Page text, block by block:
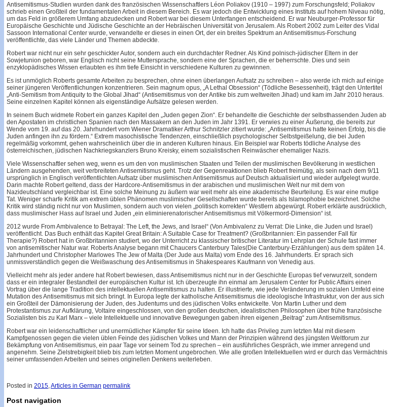
Antisemitismus-Studien wurden dank des französischen Wissenschaftlers Léon Poliakov (1910 – 1997) zum Forschungsfeld; Poliakov
schrieb einen Großteil der fundamentalen Arbeit in diesem Bereich. Es war jedoch die Entwicklung eines Instituts auf hohem Niveau nötig,
um das Feld in größerem Umfang abzudecken und Robert war bei diesem Unterfangen entscheidend. Er war Neuburger-Professor für
Europäische Geschichte und Jüdische Geschichte an der Hebräischen Universität von Jerusalem. Als Robert 2002 zum Leiter des Vidal
Sassoon International Center wurde, verwandelte er dieses in einen Ort, der ein breites Spektrum an Antisemitismus-Forschung
veröffentlichte, das viele Länder und Themen abdeckte.
Robert war nicht nur ein sehr geschickter Autor, sondern auch ein durchdachter Redner. Als Kind polnisch-jüdischer Eltern in der
Sowjetunion geboren, war Englisch nicht seine Muttersprache, sondern eine der Sprachen, die er beherrschte. Dies und sein
enzyklopädisches Wissen erlaubten es ihm tiefe Einsicht in verschiedene Kulturen zu gewinnen.
Es ist unmöglich Roberts gesamte Arbeiten zu besprechen, ohne einen überlangen Aufsatz zu schreiben – also werde ich mich auf einige
seiner jüngeren Veröffentlichungen konzentrieren. Sein magnum opus, „A Lethal Obsession“ (Tödliche Besessenheit), trägt den Untertitel
„Anti-Semitism from Antiquity to the Global Jihad“ (Antisemitismus von der Antike bis zum weltweiten Jihad) und kam im Jahr 2010 heraus.
Seine einzelnen Kapitel können als eigenständige Aufsätze gelesen werden.
In seinem Buch widmete Robert ein ganzes Kapitel den „Juden gegen Zion“. Er behandelte die Geschichte der selbsthassenden Juden ab
den Apostaten im christlichen Spanien nach den Massakern an den Juden im Jahr 1391. Er verwies zu einer Äußerung, die bereits zur
Wende vom 19. auf das 20. Jahrhundert vom Wiener Dramatiker Arthur Schnitzler zitiert wurde: „Antisemitismus hatte keinen Erfolg, bis die
Juden anfingen ihn zu fördern.“ Extrem masochistische Tendenzen, einschließlich psychologischer Selbstgeißelung, die bei Juden
regelmäßig vorkommt, gehen wahrscheinlich über die in anderen Kulturen hinaus. Ein Beispiel war Roberts tödliche Analyse des
österreichischen, jüdischen Nachkriegskanzlers Bruno Kreisky, einem sozialistischen Reinwäscher ehemaliger Nazis.
Viele Wissenschaftler sehen weg, wenn es um den von muslimischen Staaten und Teilen der muslimischen Bevölkerung in westlichen
Ländern ausgehenden, weit verbreiteten Antisemitismus geht. Trotz der Gegenreaktionen blieb Robert freimütig, als sein nach dem 9/11
ursprünglich in Englisch veröffentlichten Aufsatz über muslimischen Antisemitismus auf Deutsch aktualisiert und wieder aufgelegt wurde.
Darin machte Robert geltend, dass der Hardcore-Antisemitismus in der arabischen und muslimischen Welt nur mit dem von
Nazideutschland vergleichbar ist. Eine solche Meinung zu äußern war weit mehr als eine akademische Beurteilung. Es war eine mutige
Tat. Weniger scharfe Kritik am extrem üblen Phänomen muslimischer Gesellschaften wurde bereits als Islamophobie bezeichnet. Solche
Kritik wird ständig nicht nur von Muslimen, sondern auch von vielen „politisch korrekten“ Westlern abgewürgt. Robert erklärte ausdrücklich,
dass muslimischer Hass auf Israel und Juden „ein eliminierenatorischer Antisemitismus mit Völkermord-Dimension“ ist.
2012 wurde From Ambivalence to Betrayal: The Left, the Jews, and Israel“ (Von Ambivalenz zu Verrat: Die Linke, die Juden und Israel)
veröffentlicht. Das Buch enthält das Kapitel Great Britain: A Suitable Case for Treatment? (Großbritannien: Ein passender Fall für
Therapie?) Robert hat in Großbritannien studiert, wo der Unterricht zu klassischer britischer Literatur im Lehrplan der Schule fast immer
von antisemitischer Natur war. Roberts Analyse begann mit Chaucers Canterbury Tales(Die Canterbury-Erzählungen) aus dem späten 14.
Jahrhundert und Christopher Marlowes The Jew of Malta (Der Jude aus Malta) vom Ende des 16. Jahrhunderts. Er sprach sich
unmissverständlich gegen die Weißwaschung des Antisemitismus in Shakespeares Kaufmann von Venedig aus.
Vielleicht mehr als jeder andere hat Robert bewiesen, dass Antisemitismus nicht nur in der Geschichte Europas tief verwurzelt, sondern
dass er ein integraler Bestandteil der europäischen Kultur ist. Ich überzeugte ihn einmal am Jerusalem Center for Public Affairs einen
Vortrag über die lange Tradition des intellektuellen Antisemitismus zu halten. Er illustrierte, wie jede Veränderung im sozialen Umfeld eine
Mutation des Antisemitismus mit sich bringt. In Europa legte der katholische Antisemitismus die ideologische Infrastruktur, von der aus sich
ein Großteil der Dämonisierung der Juden, des Judentums und des jüdischen Volks entwickelte. Von Martin Luther und dem
Protestantismus zur Aufklärung, Voltaire eingeschlossen, von den großen deutschen, idealistischen Philosophen über frühe französische
Sozialisten bis zu Karl Marx – viele Intellektuelle und innovative Bewegungen gaben ihren eigenen „Beitrag“ zum Antisemitismus.
Robert war ein leidenschaftlicher und unermüdlicher Kämpfer für seine Ideen. Ich hatte das Privileg zum letzten Mal mit diesem
Kampfgenossen gegen die vielen üblen Feinde des jüdischen Volkes und Mann der Prinzipien während des jüngsten Weltforum zur
Bekämpfung von Antisemitismus, ein paar Tage vor seinem Tod zu sprechen – ein ausführliches Gespräch, wie immer anregend und
angenehm. Seine Zielstrebigkeit blieb bis zum letzten Moment ungebrochen. Wie alle großen Intellektuellen wird er durch das Vermächtnis
seiner umfassenden Arbeiten und seines originellen Denkens weiterleben.
Posted in 2015,Articles in German permalink
Post navigation